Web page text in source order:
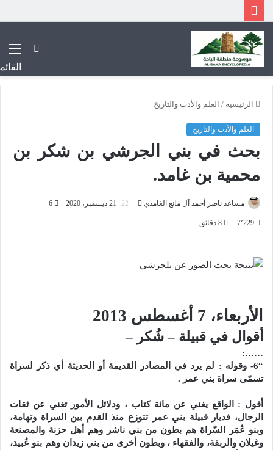
بحث
الرئيسية / العلم والأدب والتاريخ
العلم والأدب والتاريخ
بحث في بني الجرشي بن شكر بن
محمية بن غامد.
مساعد ناصر أحمد آل مانع الغامدي
أرسل
21 ديسمبر، 2020 6
7٬229
الأربعاء، 7 أغسطس 2013
أقوال في قبيلة – شُكر –
……:
“6- وقوله : لم يرد في المصادر القديمة أو الحديثة أي ذكر لسراة
تسمّى سراة بني عمر .
أقول : الواقع يغني عن مائة كتاب ، ودلائل الأمور تغني عن ثقات
الرجال، فديار قبيلة بني عمر تتوزع منذ القدم بين السراة وتهامة،
وبنو عُمَر السّراة هم بطون من بني ناشر وهم أهل حزنة والمصنعة
وغيلان والربقة، والفقهاء ، وبطون أخرى من بني زيدان وهم بنو عُبيد،